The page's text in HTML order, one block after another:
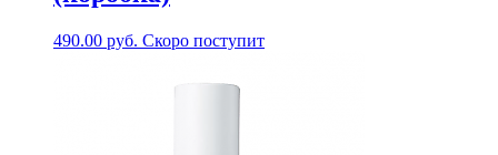
490.00 руб. Скоро поступит